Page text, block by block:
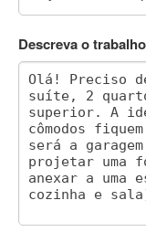
Descreva o